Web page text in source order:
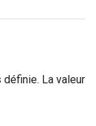
La valeur